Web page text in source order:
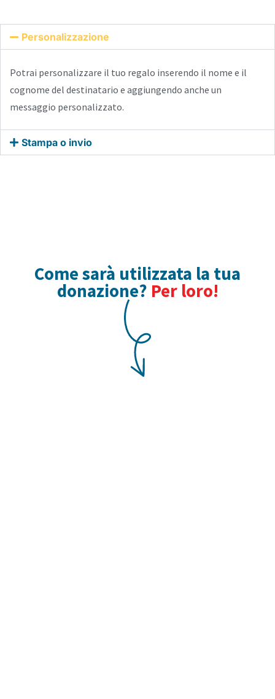
Personalizzazione
Potrai personalizzare il tuo regalo inserendo il nome e il
cognome del destinatario e aggiungendo anche un
messaggio personalizzato.
Stampa o invio
Come sarà utilizzata la tua
donazione? Per loro!